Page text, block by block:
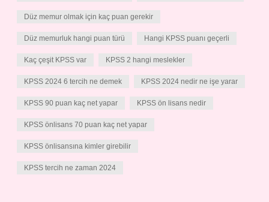
Düz memur olmak için kaç puan gerekir
Düz memurluk hangi puan türü Hangi KPSS puanı geçerli
Kaç çeşit KPSS var KPSS 2 hangi meslekler
KPSS 2024 6 tercih ne demek KPSS 2024 nedir ne işe yarar
KPSS 90 puan kaç net yapar KPSS ön lisans nedir
KPSS önlisans 70 puan kaç net yapar
KPSS önlisansına kimler girebilir
KPSS tercih ne zaman 2024